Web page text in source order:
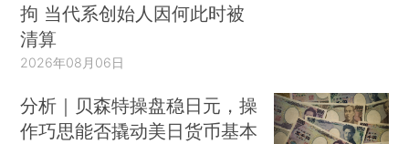
拘 当代系创始人因何此时被
清算
2026年08月06日
分析｜贝森特操盘稳日元，操
作巧思能否撬动美日货币基本